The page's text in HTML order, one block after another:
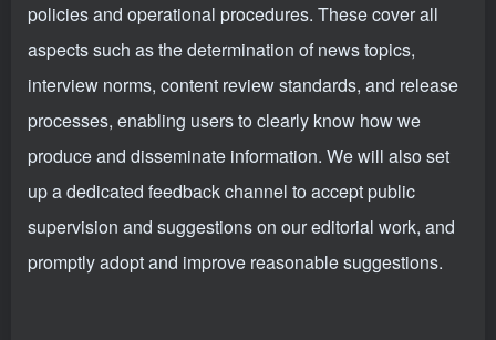
policies and operational procedures. These cover all
aspects such as the determination of news topics,
interview norms, content review standards, and release
processes, enabling users to clearly know how we
produce and disseminate information. We will also set
up a dedicated feedback channel to accept public
supervision and suggestions on our editorial work, and
promptly adopt and improve reasonable suggestions.